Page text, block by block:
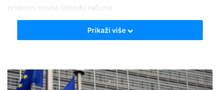
prijenos novca između računa.
Selimović je istakla da implementacija TIPS rješenja
približava domaći finansijski sistem standardima Evropske
unije i Eurosistema.
Prikaži više